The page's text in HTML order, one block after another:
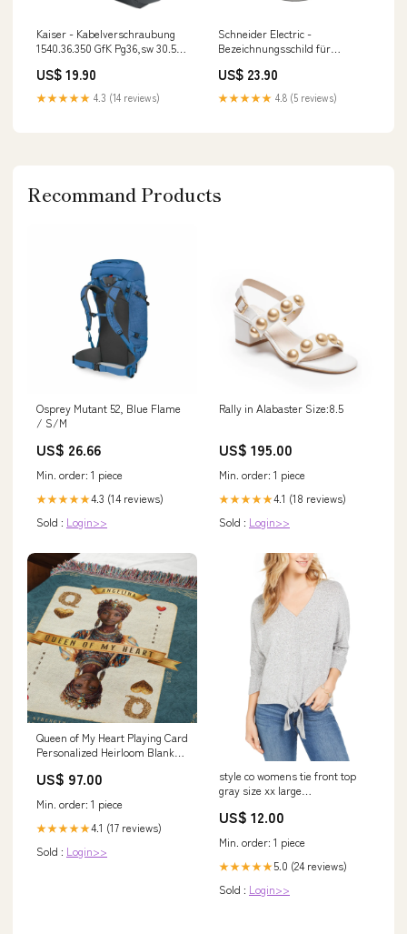
Kaiser - Kabelverschraubung
1540.36.350 GfK Pg36,sw 30.5-
US$ 19.90
★★★★★ 4.3 (14 reviews)
Schneider Electric -
Bezeichnungsschild für
Aus/Not-Halt ZBY9W2B130 1
LED rt, 24V Hybrid Speicher
US$ 23.90
★★★★★ 4.8 (5 reviews)
Recommand Products
Osprey Mutant 52, Blue Flame
/ S/M
US$ 26.66
Min. order: 1 piece
★★★★★4.3 (14 reviews)
Sold : Login>>
Rally in Alabaster Size:8.5
US$ 195.00
Min. order: 1 piece
★★★★★4.1 (18 reviews)
Sold : Login>>
Queen of My Heart Playing Card
Personalized Heirloom Blanket
US$ 97.00
Min. order: 1 piece
★★★★★4.1 (17 reviews)
Sold : Login>>
style co womens tie front top
gray size xx large
US$ 12.00
Min. order: 1 piece
★★★★★5.0 (24 reviews)
Sold : Login>>